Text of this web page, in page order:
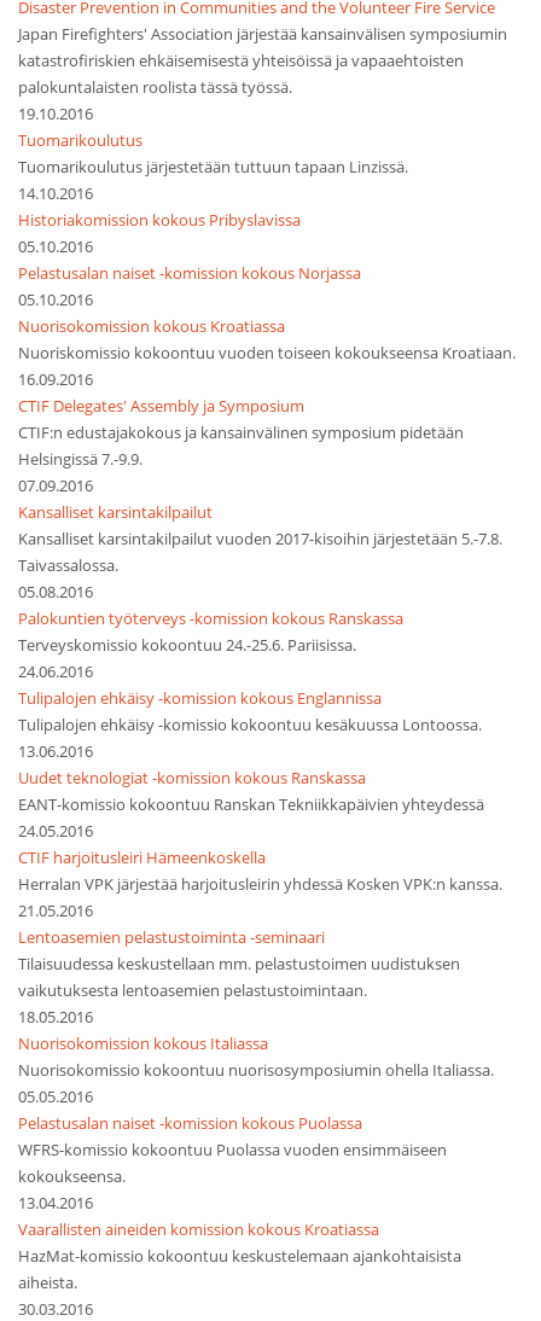
Disaster Prevention in Communities and the Volunteer Fire Service
Japan Firefighters' Association järjestää kansainvälisen symposiumin
katastrofiriskien ehkäisemisestä yhteisöissä ja vapaaehtoisten
palokuntalaisten roolista tässä työssä.
19.10.2016
Tuomarikoulutus
Tuomarikoulutus järjestetään tuttuun tapaan Linzissä.
14.10.2016
Historiakomission kokous Pribyslavissa
05.10.2016
Pelastusalan naiset -komission kokous Norjassa
05.10.2016
Nuorisokomission kokous Kroatiassa
Nuoriskomissio kokoontuu vuoden toiseen kokoukseensa Kroatiaan.
16.09.2016
CTIF Delegates' Assembly ja Symposium
CTIF:n edustajakokous ja kansainvälinen symposium pidetään
Helsingissä 7.-9.9.
07.09.2016
Kansalliset karsintakilpailut
Kansalliset karsintakilpailut vuoden 2017-kisoihin järjestetään 5.-7.8.
Taivassalossa.
05.08.2016
Palokuntien työterveys -komission kokous Ranskassa
Terveyskomissio kokoontuu 24.-25.6. Pariisissa.
24.06.2016
Tulipalojen ehkäisy -komission kokous Englannissa
Tulipalojen ehkäisy -komissio kokoontuu kesäkuussa Lontoossa.
13.06.2016
Uudet teknologiat -komission kokous Ranskassa
EANT-komissio kokoontuu Ranskan Tekniikkapäivien yhteydessä
24.05.2016
CTIF harjoitusleiri Hämeenkoskella
Herralan VPK järjestää harjoitusleirin yhdessä Kosken VPK:n kanssa.
21.05.2016
Lentoasemien pelastustoiminta -seminaari
Tilaisuudessa keskustellaan mm. pelastustoimen uudistuksen
vaikutuksesta lentoasemien pelastustoimintaan.
18.05.2016
Nuorisokomission kokous Italiassa
Nuorisokomissio kokoontuu nuorisosymposiumin ohella Italiassa.
05.05.2016
Pelastusalan naiset -komission kokous Puolassa
WFRS-komissio kokoontuu Puolassa vuoden ensimmäiseen
kokoukseensa.
13.04.2016
Vaarallisten aineiden komission kokous Kroatiassa
HazMat-komissio kokoontuu keskustelemaan ajankohtaisista
aiheista.
30.03.2016